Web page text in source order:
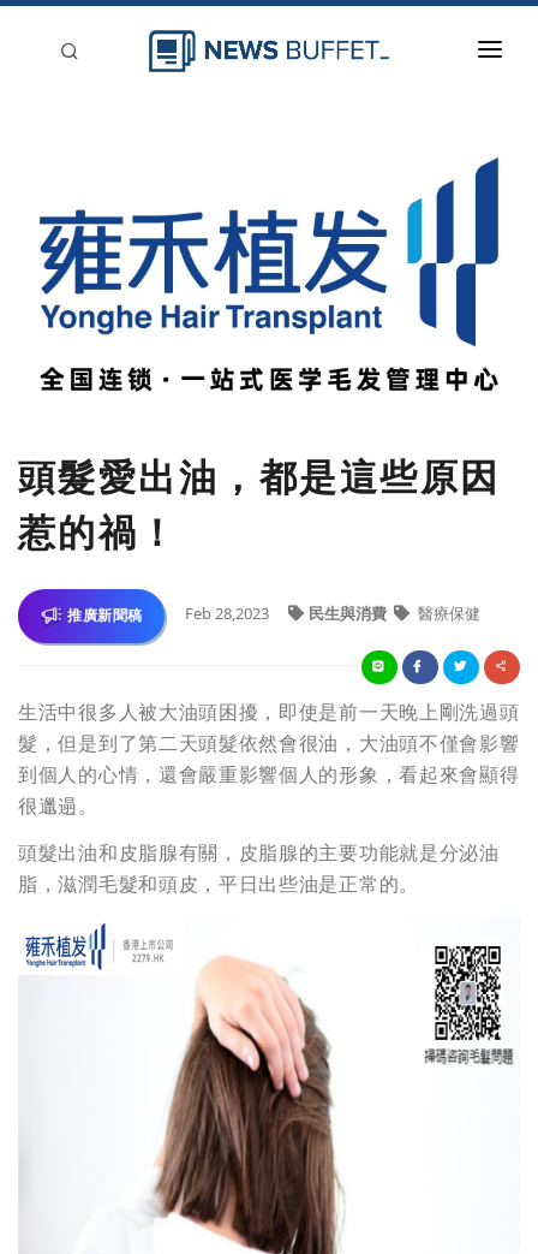
登入
刊登
頭髮愛出油，都是這些原因
惹的禍！
推廣新聞稿 Feb 28,2023 民生與消費 醫療保健
生活中很多人被大油頭困擾，即使是前一天晚上剛洗過頭
髮，但是到了第二天頭髮依然會很油，大油頭不僅會影響
到個人的心情，還會嚴重影響個人的形象，看起來會顯得
很邋遢。
頭髮出油和皮脂腺有關，皮脂腺的主要功能就是分泌油
脂，滋潤毛髮和頭皮，平日出些油是正常的。